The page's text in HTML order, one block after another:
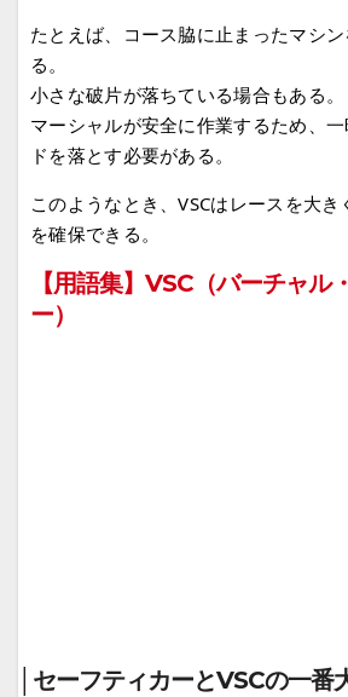
たとえば、コース脇に止まったマシ
る。
小さな破片が落ちている場合もある。
マーシャルが安全に作業するため、
ドを落とす必要がある。
このようなとき、VSCはレースを大
を確保できる。
【用語集】VSC（バーチャル
ー）
│セーフティカーとVSCの一番